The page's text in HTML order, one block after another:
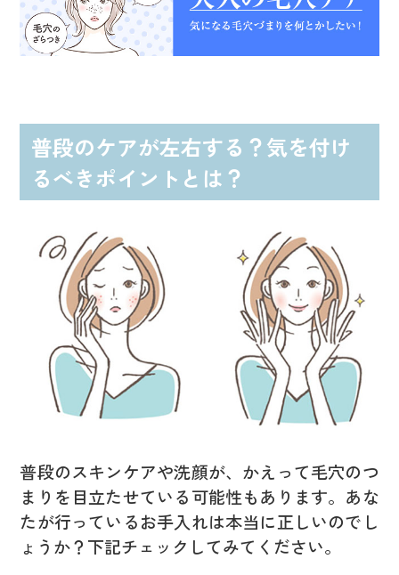
普段のケアが左右する？気を付け
るべきポイントとは？
普段のスキンケアや洗顔が、かえって毛穴のつ
まりを目立たせている可能性もあります。あな
たが行っているお手入れは本当に正しいのでし
ょうか？下記チェックしてみてください。